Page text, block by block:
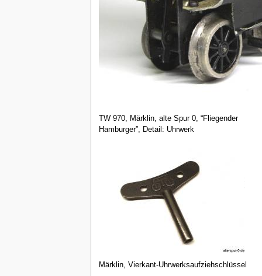
TW 970, Märklin, alte Spur 0, “Fliegender
Hamburger”, Detail: Uhrwerk
Märklin, Vierkant-Uhrwerksaufziehschlüssel